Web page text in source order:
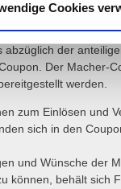
Cookies
der Kunde lediglich
zurück. Dieser
abzüglich der
Der Macher-
werden.
zum Einlösen und
sich in den
und Wünsche der
können, behält sich